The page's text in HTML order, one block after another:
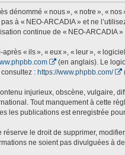
dénommé « nous », « notre », «
à « NEO-ARCADIA » et ne
continue de « NEO-ARCADIA
« ils », « eux », « leur », «
(en anglais). Le
: https://www.phpbb.com/
injurieux, obscène, vulgaire,
Tout manquement à cette
les publications est enregistrée
réserve le droit de supprimer,
ne soient pas divulguées à